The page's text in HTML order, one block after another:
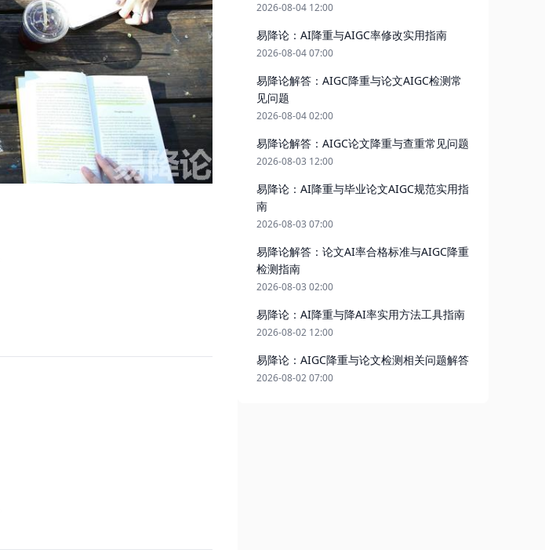
2026-08-04 12:00
易降论：AI降重与AIGC率修改实用指南
2026-08-04 07:00
易降论解答：AIGC降重与论文AIGC检测常
见问题
2026-08-04 02:00
易降论解答：AIGC论文降重与查重常见问题
2026-08-03 12:00
易降论：AI降重与毕业论文AIGC规范实用指
南
2026-08-03 07:00
易降论解答：论文AI率合格标准与AIGC降重
检测指南
2026-08-03 02:00
易降论：AI降重与降AI率实用方法工具指南
2026-08-02 12:00
易降论：AIGC降重与论文检测相关问题解答
2026-08-02 07:00